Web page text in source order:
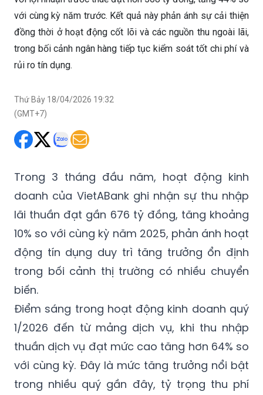
Ngân hàng TMCP Việt Á (VietABank, mã chứng khoán:
VAB) vừa công bố báo cáo tài chính hợp nhất quý I/2026
với lợi nhuận trước thuế đạt hơn 508 tỷ đồng, tăng 44% so
với cùng kỳ năm trước. Kết quả này phản ánh sự cải thiện
đồng thời ở hoạt động cốt lõi và các nguồn thu ngoài lãi,
rủi ro tín dụng.
Thứ Bảy 18/04/2026 19:32
Trong 3 tháng đầu năm, hoạt động kinh
doanh của VietABank ghi nhận sự thu nhập
lãi thuần đạt gần 676 tỷ đồng, tăng khoảng
10% so với cùng kỳ năm 2025, phản ánh hoạt
động tín dụng duy trì tăng trưởng ổn định
trong bối cảnh thị trường có nhiều chuyển
biến.
Điểm sáng trong hoạt động kinh doanh quý
1/2026 đến từ mảng dịch vụ, khi thu nhập
thuần dịch vụ đạt mức cao tăng hơn 64% so